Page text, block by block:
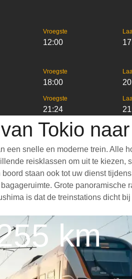
Vroegste
12:00
Vroegste
18:00
Vroegste
21:24
Tokio
een snelle en moderne trein.
reisklassen om uit te
staan ook tot uw dienst
Grote
is dat de treinstations dicht
km